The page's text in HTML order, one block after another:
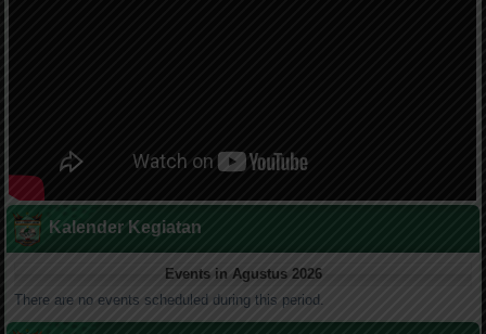
Kalender Kegiatan
Events in Agustus 2026
There are no events scheduled during this period.